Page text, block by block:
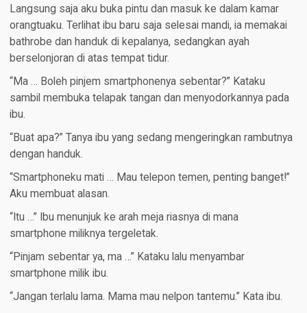
Langsung saja aku buka pintu dan masuk ke dalam kamar
orangtuaku. Terlihat ibu baru saja selesai mandi, ia memakai
bathrobe dan handuk di kepalanya, sedangkan ayah
berselonjoran di atas tempat tidur.
“Ma … Boleh pinjem smartphonenya sebentar?” Kataku
sambil membuka telapak tangan dan menyodorkannya pada
ibu.
“Buat apa?” Tanya ibu yang sedang mengeringkan rambutnya
dengan handuk.
“Smartphoneku mati … Mau telepon temen, penting banget!”
Aku membuat alasan.
“Itu …” Ibu menunjuk ke arah meja riasnya di mana
smartphone miliknya tergeletak.
“Pinjam sebentar ya, ma …” Kataku lalu menyambar
smartphone milik ibu.
“Jangan terlalu lama. Mama mau nelpon tantemu.” Kata ibu.